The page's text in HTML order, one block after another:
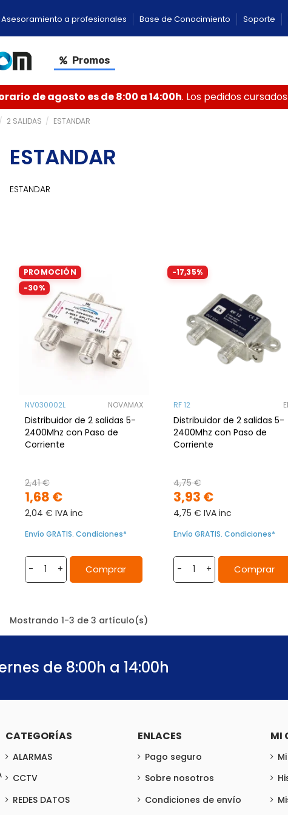
Asesoramiento a profesionales Base de Conocimiento Soporte
Promos
de agosto es de 8:00 a 14:00h. Los pedidos
2 SALIDAS ESTANDAR
ESTANDAR
ESTANDAR
PROMOCIÓN
-30%
NV030002L NOVAMAX
Distribuidor de 2 salidas 5-
2400Mhz con Paso de
Corriente
1,68 €
2,41 €
2,04 € IVA inc
Envío GRATIS. Condiciones*
- + Comprar
-17,35%
RF 12
Distribuidor de 2 salidas 5-
2400Mhz con Paso de
Corriente
3,93 €
4,75 €
4,75 € IVA inc
Envío GRATIS. Condiciones*
- + Comprar
Mostrando 1-3 de 3 artículo(s)
de 8:00h a 14:00h
CATEGORÍAS
ALARMAS
CCTV
REDES DATOS
ENLACES
Pago seguro
Sobre nosotros
Condiciones de envío
MI